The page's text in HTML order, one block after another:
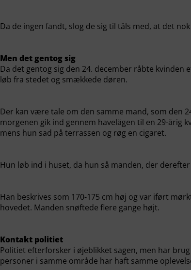
Da de ingen fandt, slog de sig til tåls med, at det
Men det gentog sig
Da det gentog sig den 24. december råbte kvinden
løb fra stedet og smækkede døren.
Der kan være tale om den samme mand, som den
morgenen gik ind gennem havelågen til en 29-årig
mens hun sad på terrassen og røg en cigaret.
Hun løb ind i huset, da hun så manden, der
Han beskrives som 170-175 cm høj og var iført
hovedet. Manden snøftede flere gange højt.
Kontakt politiet
Politiet efterforsker i øjeblikket sagen, men har
personer i samme område har haft samme